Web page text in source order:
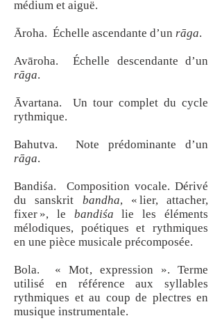
médium et aiguë.
Āroha. Échelle ascendante d’un rāga.
Avāroha. Échelle descendante d’un
rāga.
Āvartana. Un tour complet du cycle
rythmique.
Bahutva. Note prédominante d’un
rāga.
Bandiśa. Composition vocale. Dérivé
du sanskrit bandha, « lier, attacher,
fixer », le bandiśa lie les éléments
mélodiques, poétiques et rythmiques
en une pièce musicale précomposée.
Bola. « Mot, expression ». Terme
utilisé en référence aux syllables
rythmiques et au coup de plectres en
musique instrumentale.